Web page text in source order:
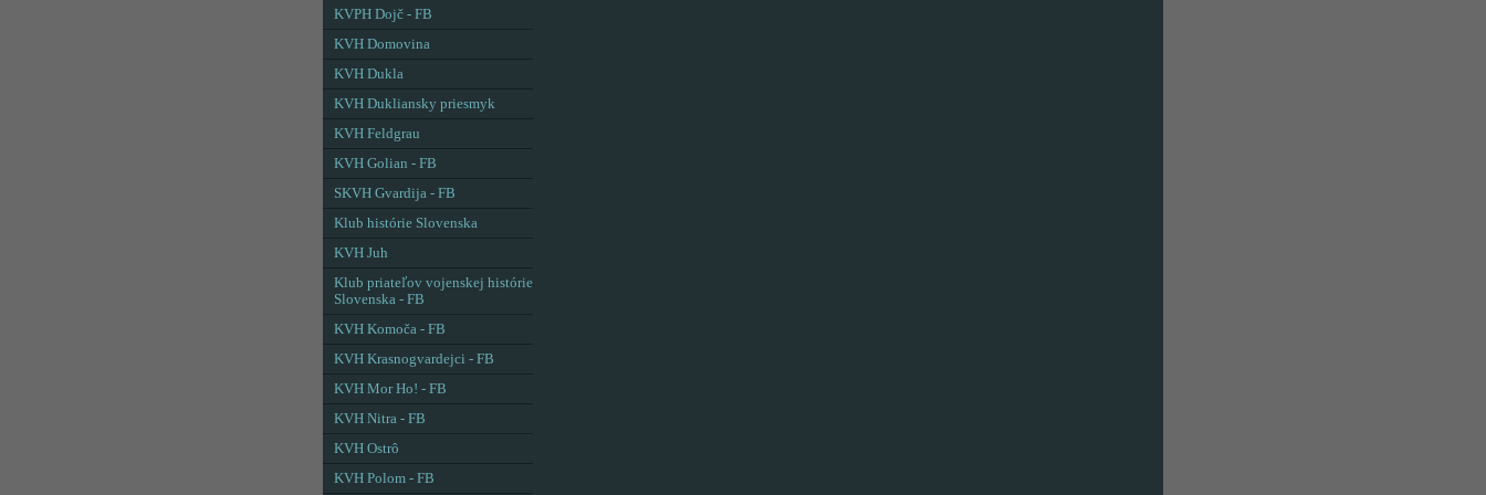
KVPH Dojč - FB
KVH Domovina
KVH Dukla
KVH Dukliansky priesmyk
KVH Feldgrau
KVH Golian - FB
SKVH Gvardija - FB
Klub histórie Slovenska
KVH Juh
Klub priateľov vojenskej histórie
Slovenska - FB
KVH Komoča - FB
KVH Krasnogvardejci - FB
KVH Mor Ho! - FB
KVH Nitra - FB
KVH Ostrô
KVH Polom - FB